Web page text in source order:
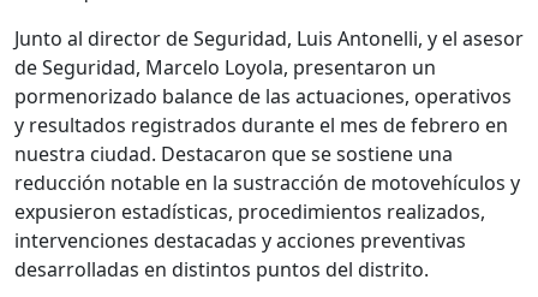
Junto al director de Seguridad, Luis Antonelli, y el asesor
de Seguridad, Marcelo Loyola, presentaron un
pormenorizado balance de las actuaciones, operativos
y resultados registrados durante el mes de febrero en
nuestra ciudad. Destacaron que se sostiene una
reducción notable en la sustracción de motovehículos y
expusieron estadísticas, procedimientos realizados,
intervenciones destacadas y acciones preventivas
desarrolladas en distintos puntos del distrito.